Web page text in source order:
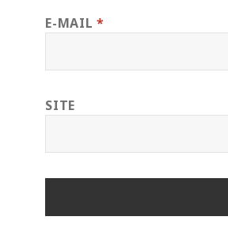
E-MAIL *
SITE